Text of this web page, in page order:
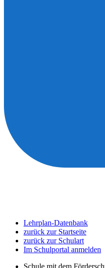
Lehrplan-Datenbank
zurück zur Startseite
zurück zur Schulart
Im Schulportal anmelden
Schule mit dem